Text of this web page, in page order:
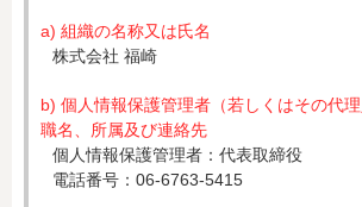
a) 組織の名称又は氏名
株式会社 福崎
b) 個人情報保護管理者（若しくはその代
職名、所属及び連絡先
個人情報保護管理者：代表取締役
電話番号：06-6763-5415